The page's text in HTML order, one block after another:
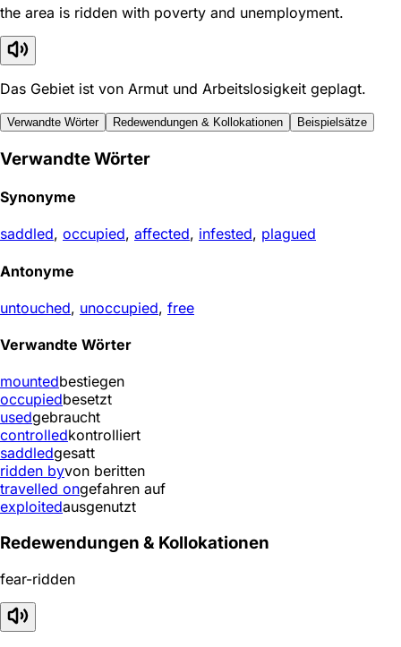
the area is ridden with poverty and unemployment.
Das Gebiet ist von Armut und Arbeitslosigkeit geplagt.
Verwandte Wörter Redewendungen & Kollokationen Beispielsätze
Verwandte Wörter
Synonyme
saddled, occupied, affected, infested, plagued
Antonyme
untouched, unoccupied, free
Verwandte Wörter
mountedbestiegen
occupiedbesetzt
usedgebraucht
controlledkontrolliert
saddledgesatt
ridden byvon beritten
travelled ongefahren auf
exploitedausgenutzt
Redewendungen & Kollokationen
fear-ridden